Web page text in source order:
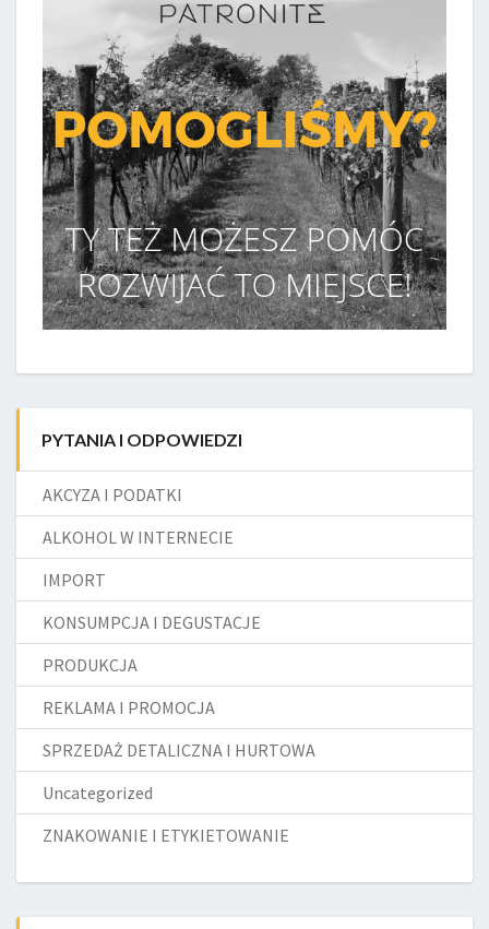
PYTANIA I ODPOWIEDZI
AKCYZA I PODATKI
ALKOHOL W INTERNECIE
IMPORT
KONSUMPCJA I DEGUSTACJE
PRODUKCJA
REKLAMA I PROMOCJA
SPRZEDAŻ DETALICZNA I HURTOWA
Uncategorized
ZNAKOWANIE I ETYKIETOWANIE